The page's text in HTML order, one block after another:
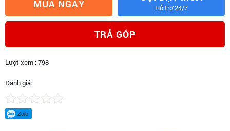
MUA NGAY Hỗ trợ 24/7
TRẢ GÓP
Lượt xem : 798
Đánh giá:
Zalo